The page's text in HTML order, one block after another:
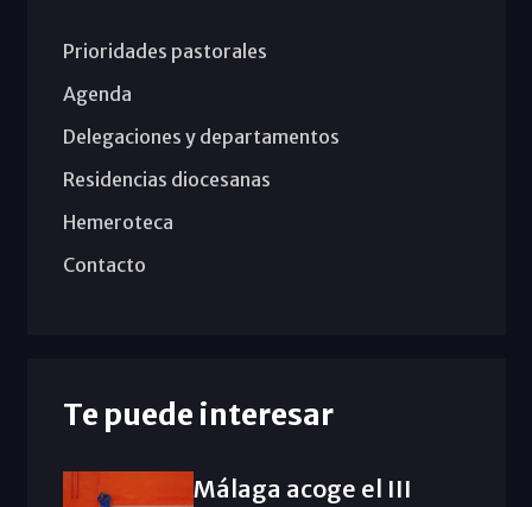
Prioridades pastorales
Agenda
Delegaciones y departamentos
Residencias diocesanas
Hemeroteca
Contacto
Te puede interesar
Málaga acoge el III